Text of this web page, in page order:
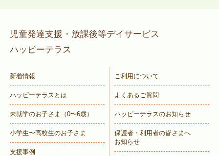
児童発達支援・放課後等デイサービス
ハッピーテラス
新着情報
ハッピーテラスとは
未就学のお子さま （0〜6歳）
小学生〜高校生のお子さま
支援事例
ご利用について
よくあるご質問
ハッピーテラスのお知らせ
保護者・利用者の皆さまへ
お知らせ